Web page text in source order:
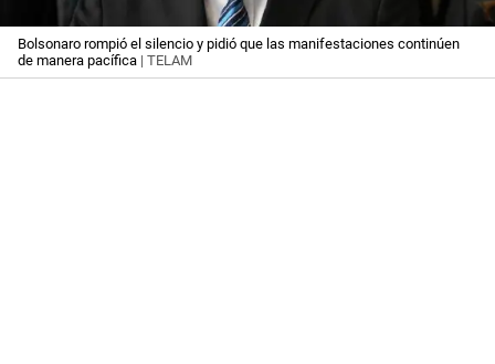
Bolsonaro rompió el silencio y pidió que las manifestaciones continúen
de manera pacífica | TELAM